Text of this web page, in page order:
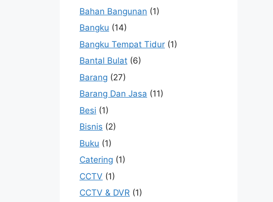
Bahan Bangunan (1)
Bangku (14)
Bangku Tempat Tidur (1)
Bantal Bulat (6)
Barang (27)
Barang Dan Jasa (11)
Besi (1)
Bisnis (2)
Buku (1)
Catering (1)
CCTV (1)
CCTV & DVR (1)